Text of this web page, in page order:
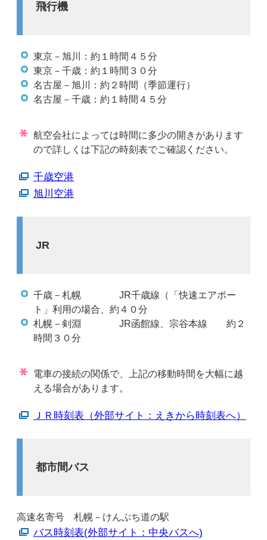
飛行機
東京－旭川：約１時間４５分
東京－千歳：約１時間３０分
名古屋－旭川：約２時間（季節運行）
名古屋－千歳：約１時間４５分
航空会社によっては時間に多少の開きがあります
ので詳しくは下記の時刻表でご確認ください。
千歳空港
旭川空港
JR
千歳－札幌 JR千歳線（「快速エアポー
ト」利用の場合、約４０分
札幌－剣淵 JR函館線、宗谷本線 約２
時間３０分
電車の接続の関係で、上記の移動時間を大幅に越
える場合があります。
ＪＲ時刻表（外部サイト：えきから時刻表へ）
都市間バス
高速名寄号 札幌－けんぶち道の駅
バス時刻表(外部サイト：中央バスへ)